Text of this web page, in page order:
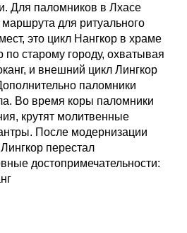
Для паломников в Лхасе
для ритуального
это цикл Нангкор в храме
по старому городу, охватывая
и внешний цикл Лингкор
паломники
Во время коры паломники
крутят молитвенные
После модернизации
перестал
достопримечательности: